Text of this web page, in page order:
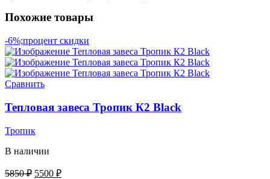
Похожие товары
-6%;процент скидки
Сравнить
Тепловая завеса Тропик К2 Black
Тропик
В наличии
5850₽ 5500 ₽